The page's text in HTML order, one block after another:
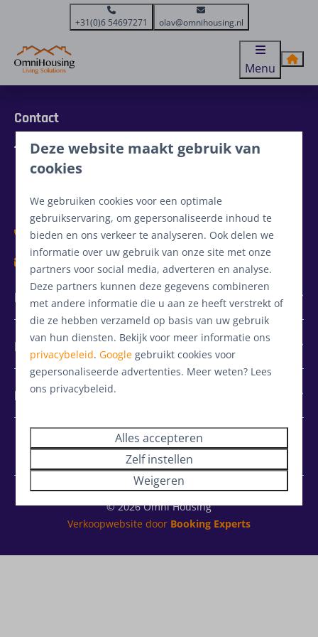
+31(0)6 54697271 olav@omnihousing.nl
Menu
Contact
De Kamp 5
5855 EG Well
Nederland
+31(0)6 54697271
olav@omnihousing.nl
Informatie
Investeren
Diensten
© 2026 Omni Housing
Verkoopwebsite door Booking Experts
Deze website maakt gebruik van
cookies
We gebruiken cookies voor een optimale
gebruikservaring, om gepersonaliseerde inhoud te
bieden en ons verkeer te analyseren. Ook delen we
informatie over uw gebruik van onze site met onze
partners voor social media, adverteren en analyse.
Deze partners kunnen deze gegevens combineren
met andere informatie die u aan ze heeft verstrekt of
die ze hebben verzameld op basis van uw gebruik
van hun diensten. Bekijk voor meer informatie ons
privacybeleid.Google gebruikt cookies voor
gepersonaliseerde advertenties. Meer weten? Lees
ons privacybeleid.
Alles accepteren
Zelf instellen
Weigeren